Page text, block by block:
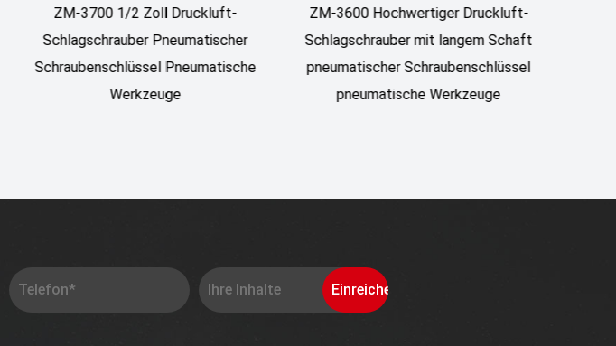
ZM-3600 Hochwertiger Druckluft-
Schlagschrauber mit langem Schaft
pneumatischer Schraubenschlüssel
pneumatische Werkzeuge
ZM-3500 1/2" SCHLAGSCHLÜSSEL